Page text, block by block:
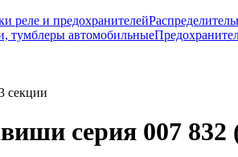
реле и предохранителей
тумблеры автомобильные
секции
серия 007 832